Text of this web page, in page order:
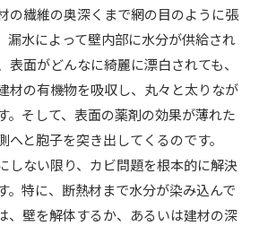
の繊維の奥深くまで網の目のように張
漏水によって壁内部に水分が供給され
面がどんなに綺麗に漂白されても、
材の有機物を吸収し、丸々と太りなが
。そして、表面の薬剤の効果が薄れた
へと胞子を突き出してくるのです。
しない限り、カビ問題を根本的に解決
。特に、断熱材まで水分が染み込んで
、壁を解体するか、あるいは建材の深